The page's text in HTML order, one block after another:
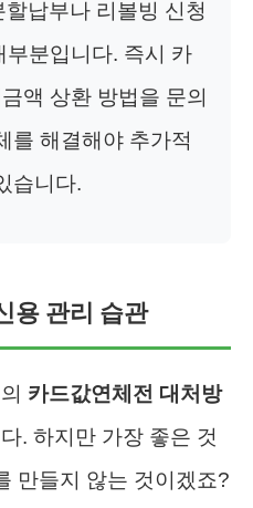
납부나 리볼빙 신청
부분입니다. 즉시 카
액 상환 방법을 문의
를 해결해야 추가적
습니다.
용 관리 습관
카드값연체전 대처방
. 하지만 가장 좋은 것
만들지 않는 것이겠죠?